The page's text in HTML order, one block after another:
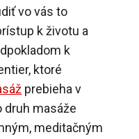
vo vás to
k životu a
k
ktoré
prebieha v
druh masáže
meditačným